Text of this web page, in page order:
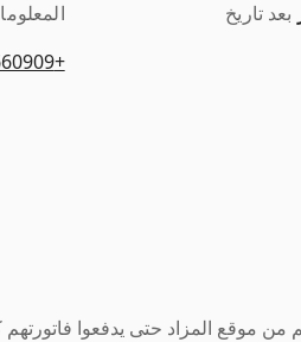
بعد تاريخ
+524272660909
من موقع المزاد حتى يدفعوا فاتورتهم